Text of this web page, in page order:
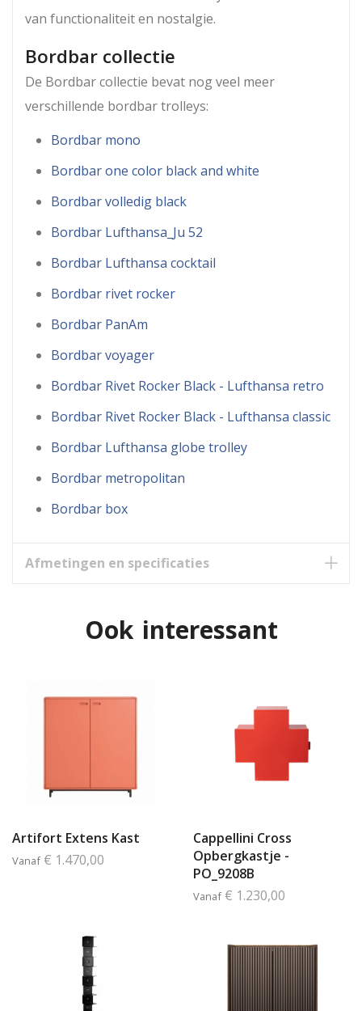
van functionaliteit en nostalgie.
Bordbar collectie
De Bordbar collectie bevat nog veel meer
verschillende bordbar trolleys:
Bordbar mono
Bordbar one color black and white
Bordbar volledig black
Bordbar Lufthansa_Ju 52
Bordbar Lufthansa cocktail
Bordbar rivet rocker
Bordbar PanAm
Bordbar voyager
Bordbar Rivet Rocker Black - Lufthansa retro
Bordbar Rivet Rocker Black - Lufthansa classic
Bordbar Lufthansa globe trolley
Bordbar metropolitan
Bordbar box
Afmetingen en specificaties
Ook interessant
Artifort Extens Kast
Vanaf € 1.470,00
Cappellini Cross
Opbergkastje -
PO_9208B
Vanaf € 1.230,00